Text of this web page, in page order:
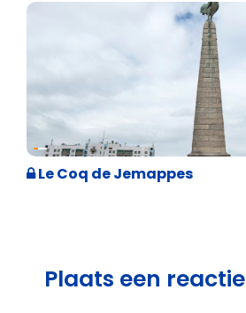
Geschiedenis
Le Coq de Jemappes
Plaats een reactie